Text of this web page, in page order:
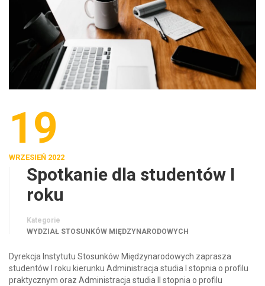
19
WRZESIEŃ 2022
Spotkanie dla studentów I
roku
Kategorie
WYDZIAŁ STOSUNKÓW MIĘDZYNARODOWYCH
Dyrekcja Instytutu Stosunków Międzynarodowych zaprasza
studentów I roku kierunku Administracja studia I stopnia o profilu
praktycznym oraz Administracja studia II stopnia o profilu